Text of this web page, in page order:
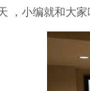
，小编就和大